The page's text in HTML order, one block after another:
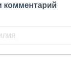
комментарий